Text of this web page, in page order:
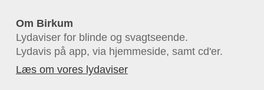
Om Birkum
Lydaviser for blinde og svagtseende.
Lydavis på app, via hjemmeside, samt cd'er.
Læs om vores lydaviser